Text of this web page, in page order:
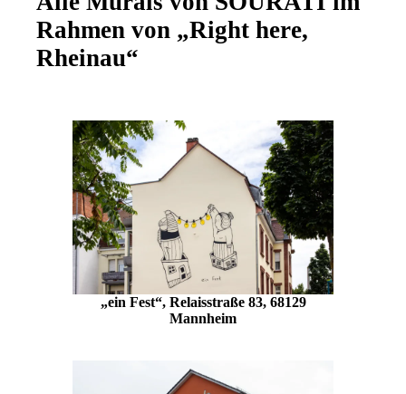
Rahmen von „Right here,
Rheinau“
„ein Fest“, Relaisstraße 83, 68129
Mannheim